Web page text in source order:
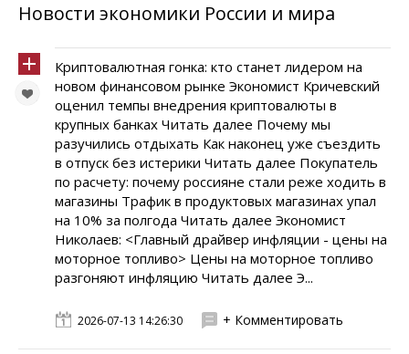
Новости экономики России и мира
Криптовалютная гонка: кто станет лидером на
новом финансовом рынке Экономист Кричевский
оценил темпы внедрения криптовалюты в
крупных банках Читать далее Почему мы
разучились отдыхать Как наконец уже съездить
в отпуск без истерики Читать далее Покупатель
по расчету: почему россияне стали реже ходить в
магазины Трафик в продуктовых магазинах упал
на 10% за полгода Читать далее Экономист
Николаев: <Главный драйвер инфляции - цены на
моторное топливо> Цены на моторное топливо
разгоняют инфляцию Читать далее Э...
2026-07-13 14:26:30 + Комментировать